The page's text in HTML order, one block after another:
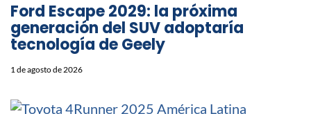
Ford Escape 2029: la próxima
generación del SUV adoptaría
tecnología de Geely
1 de agosto de 2026